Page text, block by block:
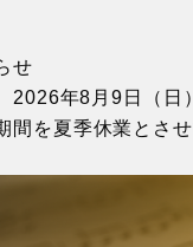
せ
2026年8月9日（日
間を夏季休業とさ